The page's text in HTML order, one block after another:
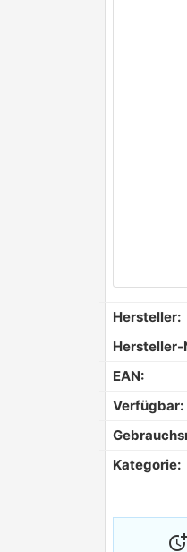
Hersteller:
Hersteller-
EAN:
Verfügbar:
Kategorie:
more_time